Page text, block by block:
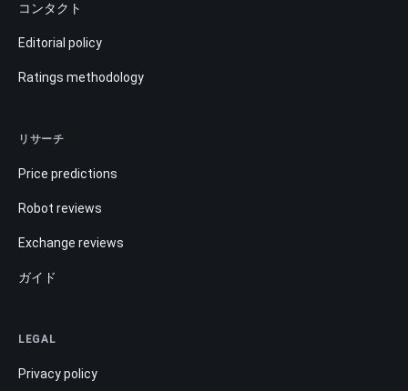
コンタクト
Editorial policy
Ratings methodology
リサーチ
Price predictions
Robot reviews
Exchange reviews
ガイド
LEGAL
Privacy policy